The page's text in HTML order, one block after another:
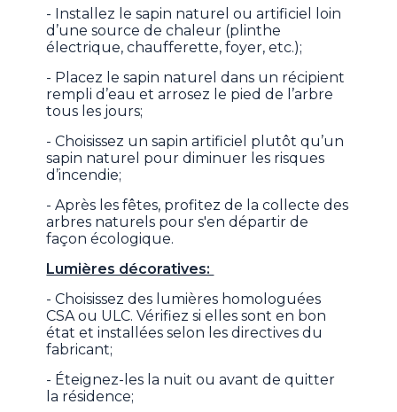
- Installez le sapin naturel ou artificiel loin
d’une source de chaleur (plinthe
électrique, chaufferette, foyer, etc.);
- Placez le sapin naturel dans un récipient
rempli d’eau et arrosez le pied de l’arbre
tous les jours;
- Choisissez un sapin artificiel plutôt qu’un
sapin naturel pour diminuer les risques
d’incendie;
- Après les fêtes, profitez de la collecte des
arbres naturels pour s'en départir de
façon écologique.
Lumières décoratives:
- Choisissez des lumières homologuées
CSA ou ULC. Vérifiez si elles sont en bon
état et installées selon les directives du
fabricant;
- Éteignez-les la nuit ou avant de quitter
la résidence;